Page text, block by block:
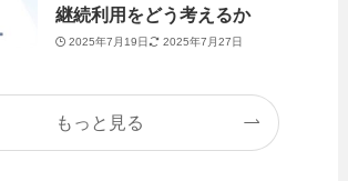
継続利用をどう考えるか
2025年7月19日 2025年7月27日
もっと見る